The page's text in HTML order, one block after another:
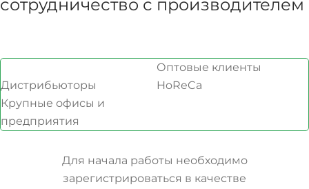
сотрудничество с производителем
Оптовые клиенты
Дистрибьюторы
HoReCa
Крупные офисы и
предприятия
Для начала работы необходимо
зарегистрироваться в качестве